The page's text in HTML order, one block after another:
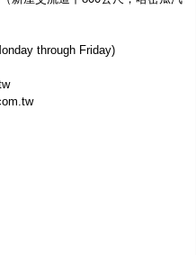
through Friday)